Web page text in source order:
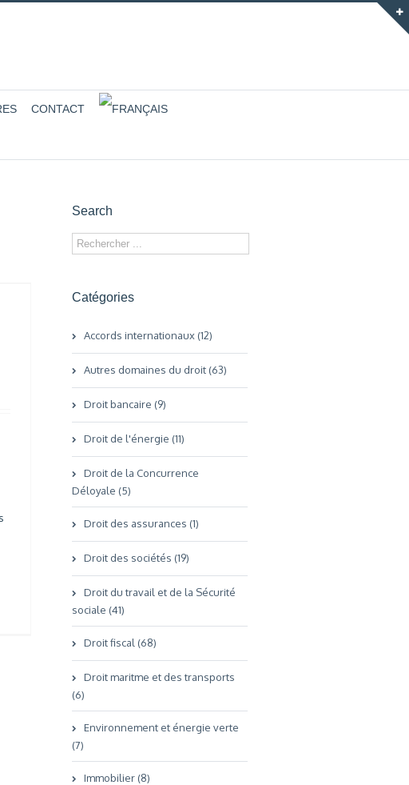
CONTACT
Search
Catégories
Accords internationaux (12)
Autres domaines du droit (63)
Droit bancaire (9)
Droit de l'énergie (11)
Droit de la Concurrence
Déloyale (5)
Droit des assurances (1)
Droit des sociétés (19)
Droit du travail et de la Sécurité
sociale (41)
Droit fiscal (68)
Droit maritme et des transports
(6)
Environnement et énergie verte
(7)
Immobilier (8)